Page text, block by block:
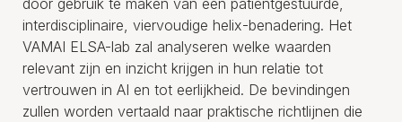
door gebruik te maken van een patiëntgestuurde,
interdisciplinaire, viervoudige helix-benadering. Het
VAMAI ELSA-lab zal analyseren welke waarden
relevant zijn en inzicht krijgen in hun relatie tot
vertrouwen in AI en tot eerlijkheid. De bevindingen
zullen worden vertaald naar praktische richtlijnen die